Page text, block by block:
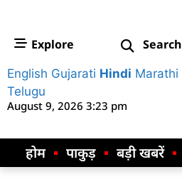
Explore Search
English Gujarati Hindi Marathi
Telugu
August 9, 2026 3:23 pm
होम पाकुड़ बड़ी खबरें